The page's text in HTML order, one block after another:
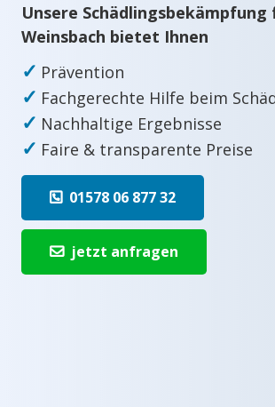
Unsere Schädlingsbekämpfung
Weinsbach bietet Ihnen
✓ Prävention
✓ Fachgerechte Hilfe beim
✓ Nachhaltige Ergebnisse
✓ Faire & transparente Preise
01578 06 877 32
jetzt anfragen